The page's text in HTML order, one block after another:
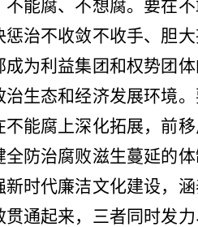
能腐、不想腐。要在
治不收敛不收手、胆
为利益集团和权势团
生态和经济发展环境
能腐上深化拓展，前移
防治腐败滋生蔓延的
时代廉洁文化建设，
通起来，三者同时发